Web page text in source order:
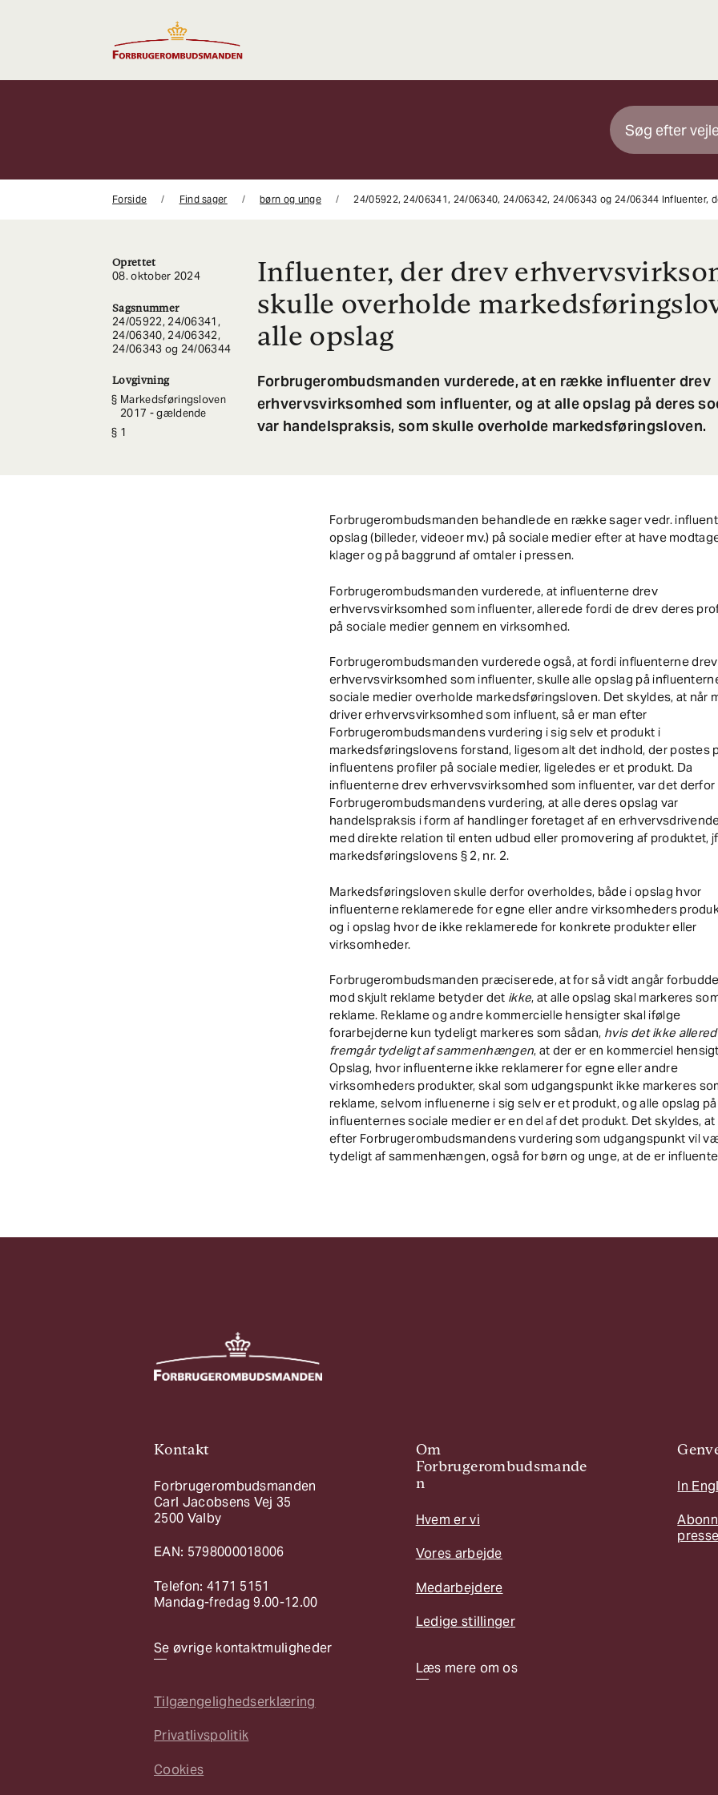
Forside Find sager børn og unge
Oprettet
08. oktober 2024
Sagsnummer
24/05922, 24/06341,
24/06340, 24/06342,
24/06343 og 24/06344
Lovgivning
Markedsføringsloven
2017 - gældende
1
Influenter, der drev
skulle overholde
alle opslag
Forbrugerombudsmanden vurderede, at en række influenter drev
erhvervsvirksomhed som influenter, og at alle opslag på deres
var handelspraksis, som skulle overholde markedsføringsloven.
Forbrugerombudsmanden behandlede en række sager vedr.
opslag (billeder, videoer mv.) på sociale medier efter at have
klager og på baggrund af omtaler i pressen.
Forbrugerombudsmanden vurderede, at influenterne drev
erhvervsvirksomhed som influenter, allerede fordi de drev deres
på sociale medier gennem en virksomhed.
Forbrugerombudsmanden vurderede også, at fordi influenterne drev
erhvervsvirksomhed som influenter, skulle alle opslag på
sociale medier overholde markedsføringsloven. Det skyldes, at når
driver erhvervsvirksomhed som influent, så er man efter
Forbrugerombudsmandens vurdering i sig selv et produkt i
markedsføringslovens forstand, ligesom alt det indhold, der postes
influentens profiler på sociale medier, ligeledes er et produkt. Da
influenterne drev erhvervsvirksomhed som influenter, var det derfor
Forbrugerombudsmandens vurdering, at alle deres opslag var
handelspraksis i form af handlinger foretaget af en
med direkte relation til enten udbud eller promovering af produktet,
markedsføringslovens § 2, nr. 2.
Markedsføringsloven skulle derfor overholdes, både i opslag hvor
influenterne reklamerede for egne eller andre virksomheders
og i opslag hvor de ikke reklamerede for konkrete produkter eller
virksomheder.
Forbrugerombudsmanden præciserede, at for så vidt angår
mod skjult reklame betyder det ikke, at alle opslag skal markeres
reklame. Reklame og andre kommercielle hensigter skal ifølge
forarbejderne kun tydeligt markeres som sådan, hvis det ikke
fremgår tydeligt af sammenhængen, at der er en kommerciel
Opslag, hvor influenterne ikke reklamerer for egne eller andre
virksomheders produkter, skal som udgangspunkt ikke markeres
reklame, selvom influenerne i sig selv er et produkt, og alle opslag på
influenternes sociale medier er en del af det produkt. Det skyldes, at
efter Forbrugerombudsmandens vurdering som udgangspunkt vil
tydeligt af sammenhængen, også for børn og unge, at de er
Kontakt
Forbrugerombudsmanden
Carl Jacobsens Vej 35
2500 Valby
EAN: 5798000018006
Telefon: 4171 5151
Mandag-fredag 9.00-12.00
Se øvrige kontaktmuligheder
Tilgængelighedserklæring
Privatlivspolitik
Cookies
Om
Forbrugerombudsmande
n
Hvem er vi
Vores arbejde
Medarbejdere
Ledige stillinger
Læs mere om os
In